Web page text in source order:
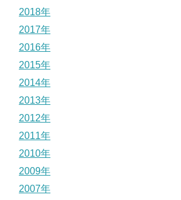
2018年
2017年
2016年
2015年
2014年
2013年
2012年
2011年
2010年
2009年
2007年